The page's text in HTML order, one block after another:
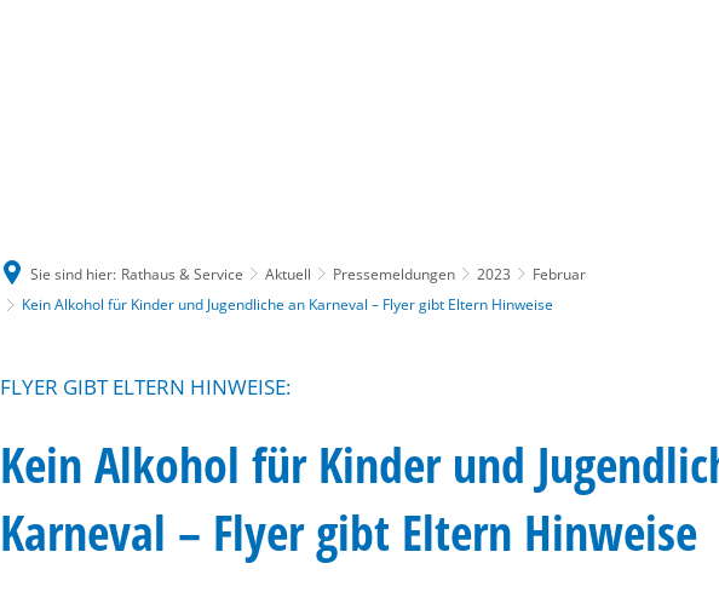
Sie sind hier: Rathaus & Service Aktuell Pressemeldungen 2023
Februar
Kein Alkohol für Kinder und Jugendliche an Karneval – Flyer gibt Eltern Hinweise
FLYER GIBT ELTERN HINWEISE:
Kein Alkohol für Kinder und
Karneval – Flyer gibt Eltern Hinweise